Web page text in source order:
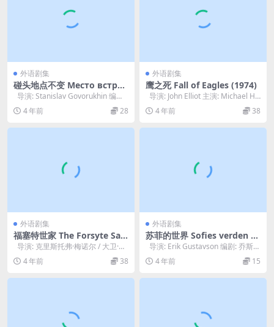
外语剧集
碰头地点不变 Место встреч
и изменить нельзя (197
9)
导演: Stanislav Govorukhin 编
剧: Arka...
4 年前 28
外语剧集
鹰之死 Fall of Eagles (1974)
导演: John Elliot 主演: Michael Ho
rde...
4 年前 38
外语剧集
福塞特世家 The Forsyte Sag
a S01-S02 【全两季】
导演: 克里斯托弗·梅诺尔 / 大卫·摩
尔 编剧: 约翰·高尔斯华...
4 年前 38
外语剧集
苏菲的世界 Sofies verden (2
000)
导演: Erik Gustavson 编剧: 乔斯坦
·贾德 / P...
4 年前 15